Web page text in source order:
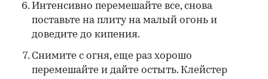
Интенсивно перемешайте все, снова
поставьте на плиту на малый огонь и
доведите до кипения.
Снимите с огня, еще раз хорошо
перемешайте и дайте остыть. Клейстер